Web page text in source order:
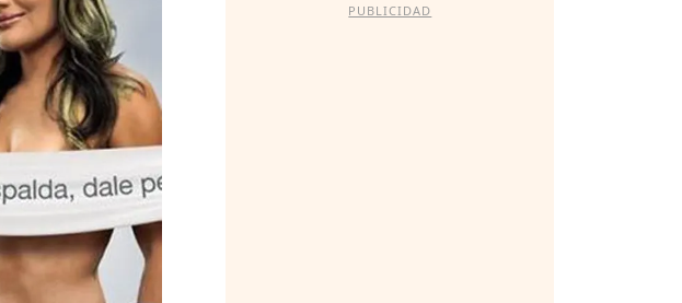
PUBLICIDAD